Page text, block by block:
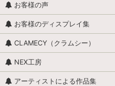
お客様の声
お客様のディスプレイ集
CLAMECY（クラムシー）
NEX工房
アーティストによる作品集